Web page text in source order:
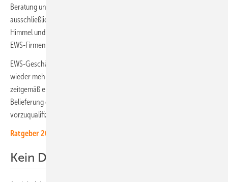
Beratung und mangelhafter Ausführung abgeschreckt. „Diese
ausschließlich profitorientierten Start-ups versprechen das Blaue vom
Himmel und verbrennen einen großen Teil der Nachfrage", analysiert
EWS-Firmengründer Kai Lippert.
EWS-Geschäftsführer Jan Paul Dahm stellt in Aussicht: „Wir werden
wieder mehr dahingehend investieren, das Endkundeninteresse
zeitgemäß einzufangen und für die Beratung beziehungsweise
Belieferung durch unsere lokalen Fachhandwerkspartner
vorzuqualifizieren."
Ratgeber 2025: 250 Tipps für solaren Eigenstrom
Kein Durchbruch im Speichermarkt